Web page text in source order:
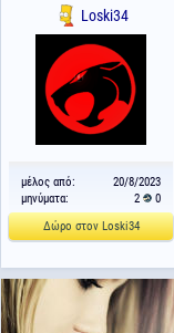
Loski34
μέλος από:
20/8/2023
μηνύματα:
2
0
Δώρο στον Loski34